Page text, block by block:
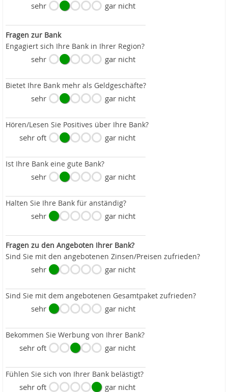
sehr gar nicht
Fragen zur Bank
Engagiert sich Ihre Bank in Ihrer Region?
sehr gar nicht
Bietet Ihre Bank mehr als Geldgeschäfte?
sehr gar nicht
Hören/Lesen Sie Positives über Ihre Bank?
sehr oft gar nicht
Ist Ihre Bank eine gute Bank?
sehr gar nicht
Halten Sie Ihre Bank für anständig?
sehr gar nicht
Fragen zu den Angeboten Ihrer Bank?
Sind Sie mit den angebotenen Zinsen/Preisen zufrieden?
sehr gar nicht
Sind Sie mit dem angebotenen Gesamtpaket zufrieden?
sehr gar nicht
Bekommen Sie Werbung von Ihrer Bank?
sehr oft gar nicht
Fühlen Sie sich von Ihrer Bank belästigt?
sehr oft gar nicht